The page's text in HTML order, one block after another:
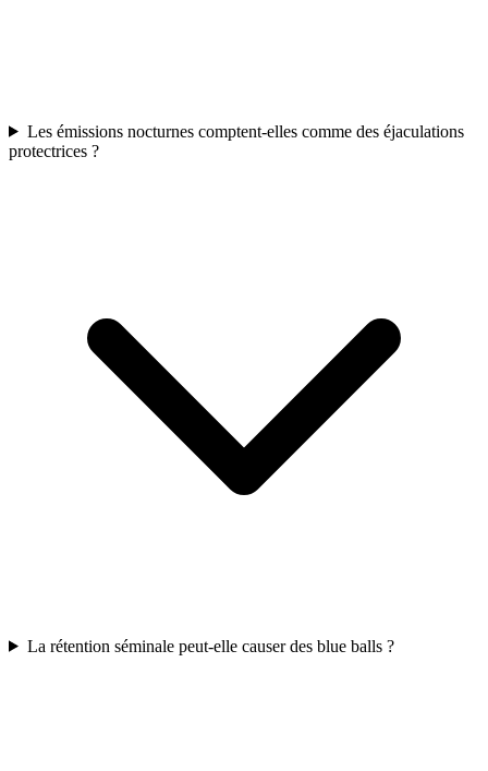
Les émissions nocturnes comptent-elles comme des éjaculations
protectrices ?
La rétention séminale peut-elle causer des blue balls ?